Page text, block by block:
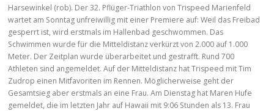
Harsewinkel (rob). Der 32. Pflüger-Triathlon von Trispeed Marienfeld
wartet am Sonntag unfreiwillig mit einer Premiere auf: Weil das Freibad
gesperrt ist, wird erstmals im Hallenbad geschwommen. Das
Schwimmen wurde für die Mitteldistanz verkürzt von 2.000 auf 1.000
Meter. Der Zeitplan wurde überarbeitet und gestrafft. Rund 700
Athleten sind angemeldet. Auf der Mitteldistanz hat Trispeed mit Tim
Zudrop einen Mitfavoriten im Rennen. Möglicherweise geht der
Gesamtsieg aber erstmals an eine Frau. Am Dienstag hat Maren Hufe
gemeldet, die im letzten Jahr auf Hawaii mit 9:06 Stunden als 13. Frau